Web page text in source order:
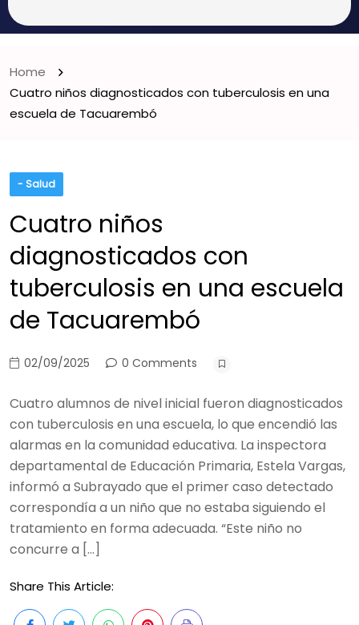
Home
Cuatro niños diagnosticados con tuberculosis en una
escuela de Tacuarembó
- Salud
Cuatro niños
diagnosticados con
tuberculosis en una escuela
de Tacuarembó
02/09/2025 0 Comments
Cuatro alumnos de nivel inicial fueron diagnosticados
con tuberculosis en una escuela, lo que encendió las
alarmas en la comunidad educativa. La inspectora
departamental de Educación Primaria, Estela Vargas,
informó a Subrayado que el primer caso detectado
correspondía a un niño que no estaba siguiendo el
tratamiento en forma adecuada. “Este niño no
concurre a […]
Share This Article: